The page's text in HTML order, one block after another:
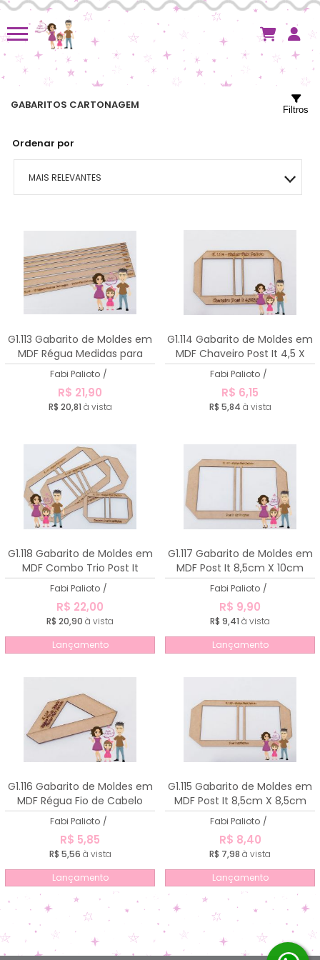
GABARITOS CARTONAGEM
Ordenar por
MAIS RELEVANTES
MENOR PREÇO
MAIOR PREÇO
Filtros
G1.113 Gabarito de Moldes em
MDF Régua Medidas para
Cartonagem
Fabi Palioto /
R$ 21,90
R$ 20,81 à vista
G1.114 Gabarito de Moldes em
MDF Chaveiro Post It 4,5 X
5,5cm
Fabi Palioto /
R$ 6,15
R$ 5,84 à vista
G1.118 Gabarito de Moldes em
MDF Combo Trio Post It
Fabi Palioto /
R$ 22,00
R$ 20,90 à vista
Lançamento
G1.117 Gabarito de Moldes em
MDF Post It 8,5cm X 10cm
Fabi Palioto /
R$ 9,90
R$ 9,41 à vista
Lançamento
G1.116 Gabarito de Moldes em
MDF Régua Fio de Cabelo
para Cartonagem
Fabi Palioto /
R$ 5,85
R$ 5,56 à vista
Lançamento
G1.115 Gabarito de Moldes em
MDF Post It 8,5cm X 8,5cm
Fabi Palioto /
R$ 8,40
R$ 7,98 à vista
Lançamento